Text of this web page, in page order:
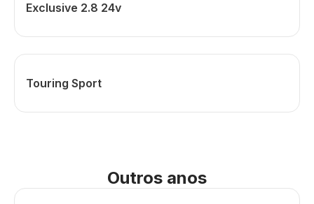
Exclusive 2.8 24v
Touring Sport
Outros anos